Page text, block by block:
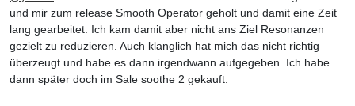
und mir zum release Smooth Operator geholt und damit eine Zeit
lang gearbeitet. Ich kam damit aber nicht ans Ziel Resonanzen
gezielt zu reduzieren. Auch klanglich hat mich das nicht richtig
überzeugt und habe es dann irgendwann aufgegeben. Ich habe
dann später doch im Sale soothe 2 gekauft.